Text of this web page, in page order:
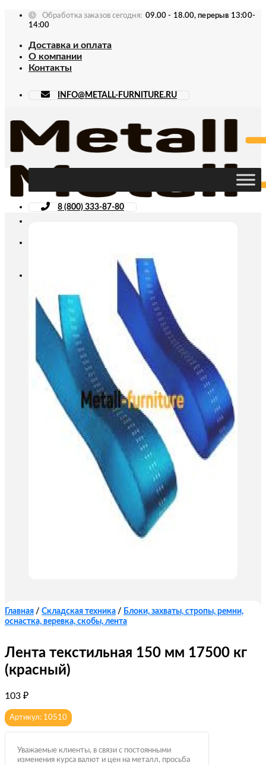
Skip
Обработка заказов сегодня: 09.00 - 18.00, перерыв 13:00-
14:00
Доставка и оплата
О компании
Контакты
INFO@METALL-FURNITURE.RU
8 (800) 333-87-80
Главная / Складская техника / Блоки, захваты, стропы, ремни,
оснастка, веревка, скобы, лента
Лента текстильная 150 мм 17500 кг
(красный)
103 ₽
Артикул: 10510
Уважаемые клиенты, в связи с постоянными
изменения курса валют и цен на металл, просьба